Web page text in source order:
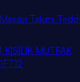
Takımı
KİŞİLİK MUTFAK